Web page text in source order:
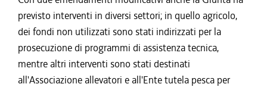
previsto interventi in diversi settori; in quello agricolo,
dei fondi non utilizzati sono stati indirizzati per la
prosecuzione di programmi di assistenza tecnica,
mentre altri interventi sono stati destinati
all'Associazione allevatori e all'Ente tutela pesca per